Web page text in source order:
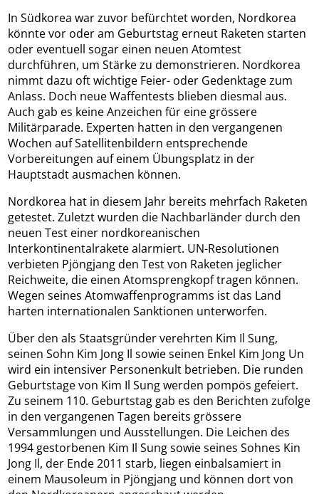
In Südkorea war zuvor befürchtet worden, Nordkorea
könnte vor oder am Geburtstag erneut Raketen starten
oder eventuell sogar einen neuen Atomtest
durchführen, um Stärke zu demonstrieren. Nordkorea
nimmt dazu oft wichtige Feier- oder Gedenktage zum
Anlass. Doch neue Waffentests blieben diesmal aus.
Auch gab es keine Anzeichen für eine grössere
Militärparade. Experten hatten in den vergangenen
Wochen auf Satellitenbildern entsprechende
Vorbereitungen auf einem Übungsplatz in der
Hauptstadt ausmachen können.
Nordkorea hat in diesem Jahr bereits mehrfach Raketen
getestet. Zuletzt wurden die Nachbarländer durch den
neuen Test einer nordkoreanischen
Interkontinentalrakete alarmiert. UN-Resolutionen
verbieten Pjöngjang den Test von Raketen jeglicher
Reichweite, die einen Atomsprengkopf tragen können.
Wegen seines Atomwaffenprogramms ist das Land
harten internationalen Sanktionen unterworfen.
Über den als Staatsgründer verehrten Kim Il Sung,
seinen Sohn Kim Jong Il sowie seinen Enkel Kim Jong Un
wird ein intensiver Personenkult betrieben. Die runden
Geburtstage von Kim Il Sung werden pompös gefeiert.
Zu seinem 110. Geburtstag gab es den Berichten zufolge
in den vergangenen Tagen bereits grössere
Versammlungen und Ausstellungen. Die Leichen des
1994 gestorbenen Kim Il Sung sowie seines Sohnes Kin
Jong Il, der Ende 2011 starb, liegen einbalsamiert in
einem Mausoleum in Pjöngjang und können dort von